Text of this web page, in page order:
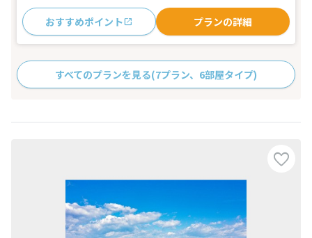
おすすめポイント プランの詳細
すべてのプランを見る(7プラン、6部屋タイプ)